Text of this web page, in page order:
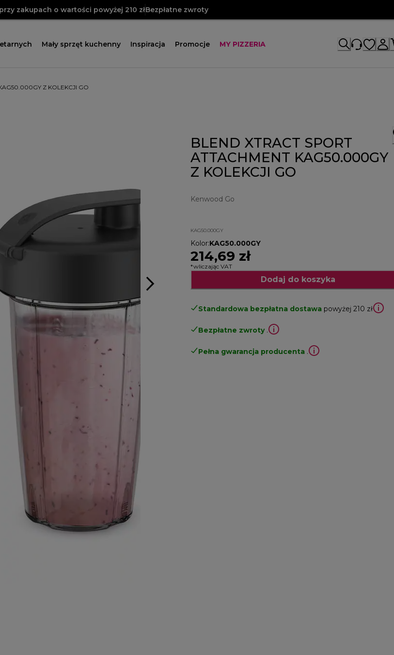
zakupach o wartości powyżej 210 złBezpłatne zwroty
Mały sprzęt kuchenny Inspiracja Promocje MY PIZZERIA
Z KOLEKCJI GO
BLEND XTRACT SPORT
ATTACHMENT KAG50.000GY
Z KOLEKCJI GO
Kenwood Go
KAG50.000GY
Kolor:KAG50.000GY
214,69 zł
*wliczając VAT
Dodaj do koszyka
Standardowa bezpłatna dostawa powyżej 210 zł
Bezpłatne zwroty .
Pełna gwarancja producenta .